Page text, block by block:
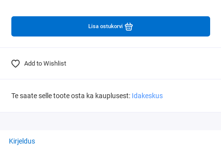
Lisa ostukorvi
Add to Wishlist
Te saate selle toote osta ka kauplusest: Idakeskus
Kirjeldus